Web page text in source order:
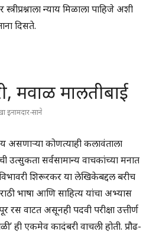
न्याय मिळाला पाहिजे अशी
दिसते.
मवाळ मालतीबाई
इनामदार-साने
असणाऱ्या कोणत्याही कलावंताला
उत्सुकता सर्वसामान्य वाचकांच्या मनात
शिरूरकर या लेखिकेबद्दल बरीच
भाषा आणि साहित्य यांचा अभ्यास
वाटत असूनही पदवी परीक्षा उत्तीर्ण
ही एकमेव कादंबरी वाचली होती. प्रौढ-